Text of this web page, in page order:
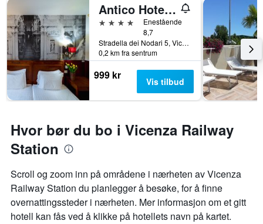
Antico Hotel Vicenza
4 stjerner
Enestående
8,7
Stradella dei Nodari 5, Vicenza, Veneto, Italia
0,2 km fra sentrum
999 kr Vis tilbud
Hvor bør du bo i Vicenza Railway
Station
Scroll og zoom inn på områdene i nærheten av Vicenza
Railway Station du planlegger å besøke, for å finne
overnattingssteder i nærheten. Mer informasjon om et gitt
hotell kan fås ved å klikke på hotellets navn på kartet.